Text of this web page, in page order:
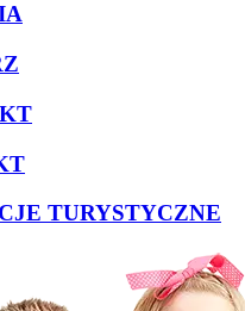
TURYSTYCZNE